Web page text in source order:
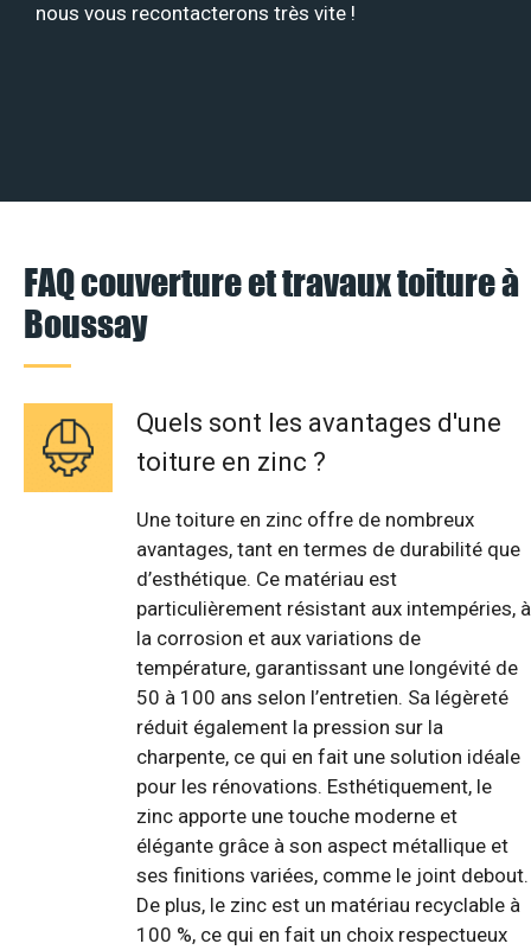
nous vous recontacterons très vite !
FAQ couverture et travaux toiture à
Boussay
Quels sont les avantages d'une
toiture en zinc ?
Une toiture en zinc offre de nombreux
avantages, tant en termes de durabilité que
d’esthétique. Ce matériau est
particulièrement résistant aux intempéries, à
la corrosion et aux variations de
température, garantissant une longévité de
50 à 100 ans selon l’entretien. Sa légèreté
réduit également la pression sur la
charpente, ce qui en fait une solution idéale
pour les rénovations. Esthétiquement, le
zinc apporte une touche moderne et
élégante grâce à son aspect métallique et
ses finitions variées, comme le joint debout.
De plus, le zinc est un matériau recyclable à
100 %, ce qui en fait un choix respectueux